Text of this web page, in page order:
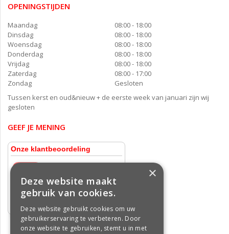
OPENINGSTIJDEN
Maandag
08:00 - 18:00
Dinsdag
08:00 - 18:00
Woensdag
08:00 - 18:00
Donderdag
08:00 - 18:00
Vrijdag
08:00 - 18:00
Zaterdag
08:00 - 17:00
Zondag
Gesloten
Tussen kerst en oud&nieuw + de eerste week van januari zijn wij
gesloten
GEEF JE MENING
×
Deze website maakt
gebruik van cookies.
Deze website gebruikt cookies om uw
gebruikerservaring te verbeteren. Door
onze website te gebruiken, stemt u in met